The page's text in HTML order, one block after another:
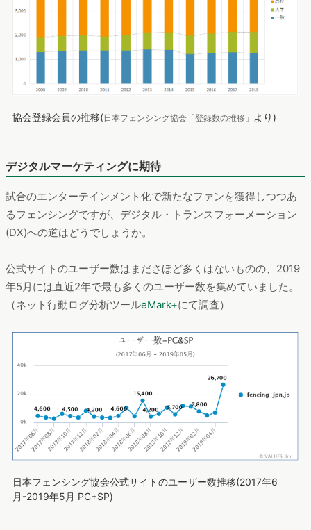
協会登録会員の推移(日本フェンシング協会「登録数の推移」 より)
デジタルマーケティングに期待
試合のエンターテインメント化で新たなファンを獲得しつつあ
るフェンシングですが、デジタル・トランスフォーメーション
(DX)への道はどうでしょうか。
公式サイトのユーザー数はまださほど多くはないものの、2019
年5月には直近2年で最も多くのユーザー数を集めていました。
（ネット行動ログ分析ツールeMark+にて調査）
日本フェンシング協会公式サイトのユーザー数推移(2017年6
月-2019年5月 PC+SP)